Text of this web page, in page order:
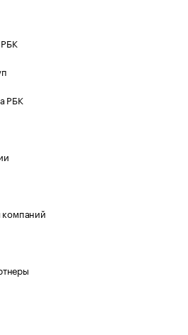
РБК
компаний